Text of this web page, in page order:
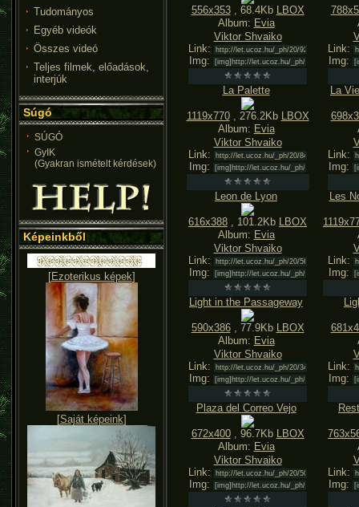
Tudományos
Egyéb videók
Összes videó
Teljes filmek, előadások,
interjúk
Súgó
SÚGÓ
GyIK
(Gyakran ismételt kérdések)
Képeinkből
[Ezoterikus képek]
[Saját képeink]
556x353, 68.4Kb LBOX
Album: Evia
Viktor Shvaiko
Link:
Img:
Link:
Img:
La Palette
1119x770, 276.2Kb LBOX
Album: Evia
Viktor Shvaiko
Link:
Img:
La
Link:
Img:
Leon de Lyon
616x388 , 101.2Kb LBOX
Album: Evia
Viktor Shvaiko
Link:
Img:
Les
Link:
Img:
Light in the Passageway
590x386, 77.9Kb LBOX
Album: Evia
Viktor Shvaiko
Link:
Img:
Link:
Img:
Plaza del Correo Vejo
672x400, 96.7Kb LBOX
Album: Evia
Viktor Shvaiko
Link:
Img:
Link:
Img: